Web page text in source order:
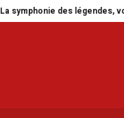
des légendes, voyage